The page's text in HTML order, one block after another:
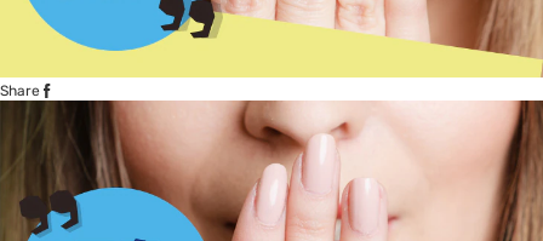
Share